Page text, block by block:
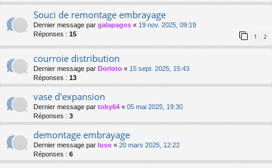
Souci de remontage embrayage
Dernier message par galapagos « 19 nov. 2025, 09:19
Réponses : 15 1 2
courroie distribution
Dernier message par Dorloto « 15 sept. 2025, 15:43
Réponses : 13
vase d'expansion
Dernier message par toby64 « 05 mai 2025, 19:30
Réponses : 3
demontage embrayage
Dernier message par luso « 20 mars 2025, 12:22
Réponses : 6